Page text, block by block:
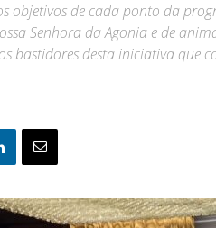
objetivos de cada ponto da
Senhora da Agonia e de
bastidores desta iniciativa que